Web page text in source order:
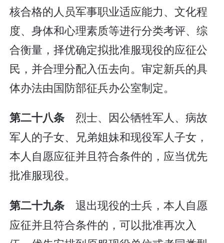
核合格的人员军事职业适应能力、文化程
度、身体和心理素质等进行分类考评、综
合衡量，择优确定拟批准服现役的应征公
民，并合理分配入伍去向。审定新兵的具
体办法由国防部征兵办公室制定。
第二十八条 烈士、因公牺牲军人、病故
军人的子女、兄弟姐妹和现役军人子女，
本人自愿应征并且符合条件的，应当优先
批准服现役。
第二十九条 退出现役的士兵，本人自愿
应征并且符合条件的，可以批准再次入